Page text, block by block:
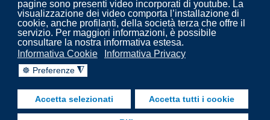
pagine sono presenti video incorporati di youtube. La
visualizzazione dei video comporta l’installazione di
cookie, anche profilanti, della società terza che offre il
servizio. Per maggiori informazioni, è possibile
consultare la nostra informativa estesa.
Informativa Cookie
Informativa Privacy
☸ Preferenze ◮
Accetta selezionati Accetta tutti i cookie
Copyright 2022. Cooplar - Pulizia, disinfezione,
trattamenti impianti aeraulici - prevenzione legionella.